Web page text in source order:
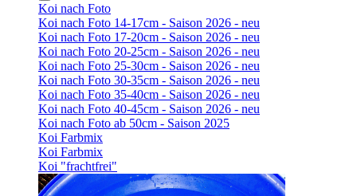
Koi nach Foto
Koi nach Foto 14-17cm - Saison 2026 - neu
Koi nach Foto 17-20cm - Saison 2026 - neu
Koi nach Foto 20-25cm - Saison 2026 - neu
Koi nach Foto 25-30cm - Saison 2026 - neu
Koi nach Foto 30-35cm - Saison 2026 - neu
Koi nach Foto 35-40cm - Saison 2026 - neu
Koi nach Foto 40-45cm - Saison 2026 - neu
Koi nach Foto ab 50cm - Saison 2025
Koi Farbmix
Koi Farbmix
Koi "frachtfrei"